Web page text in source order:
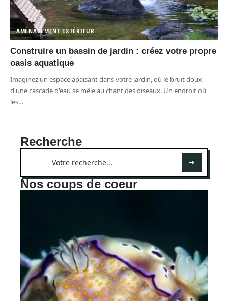
AMÉNAGEMENT EXTÉRIEUR
Construire un bassin de jardin : créez votre propre
oasis aquatique
Imaginez un espace apaisant dans votre jardin, où le bruit doux
d'une cascade d'eau se mêle au chant des oiseaux. Un endroit où
les…
Recherche
Nos coups de coeur